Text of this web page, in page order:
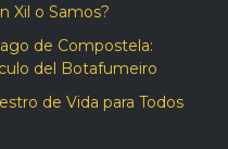
Xil o Samos?
de Compostela:
del Botafumeiro
de Vida para Todos